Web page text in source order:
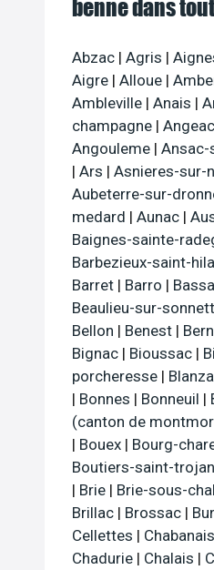
benne dans
Abzac | Agris |
Aigre | Alloue |
Ambleville | Anais |
champagne |
Angouleme | Ansac-
| Ars | Asnieres-sur-
Aubeterre-sur-
medard | Aunac |
Baignes-sainte-
Barbezieux-saint-
Barret | Barro |
Beaulieu-sur-
Bellon | Benest |
Bignac | Bioussac |
porcheresse |
| Bonnes | Bonneuil |
(canton de
| Bouex | Bourg-
Boutiers-saint-trojan
| Brie | Brie-sous-
Brillac | Brossac |
Cellettes | Chabanais
Chadurie | Chalais |